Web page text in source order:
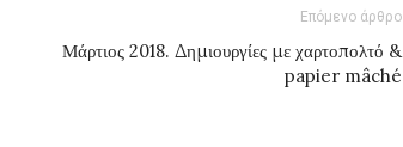
Επόμενο άρθρο
Μάρτιος 2018. Δημιουργίες με χαρτοπολτό &
papier mâché